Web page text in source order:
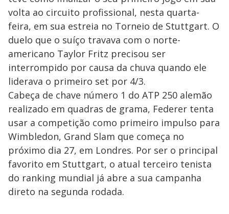
volta ao circuito profissional, nesta quarta-
feira, em sua estreia no Torneio de Stuttgart. O
duelo que o suíço travava com o norte-
americano Taylor Fritz precisou ser
interrompido por causa da chuva quando ele
liderava o primeiro set por 4/3.
Cabeça de chave número 1 do ATP 250 alemão
realizado em quadras de grama, Federer tenta
usar a competição como primeiro impulso para
Wimbledon, Grand Slam que começa no
próximo dia 27, em Londres. Por ser o principal
favorito em Stuttgart, o atual terceiro tenista
do ranking mundial já abre a sua campanha
direto na segunda rodada.